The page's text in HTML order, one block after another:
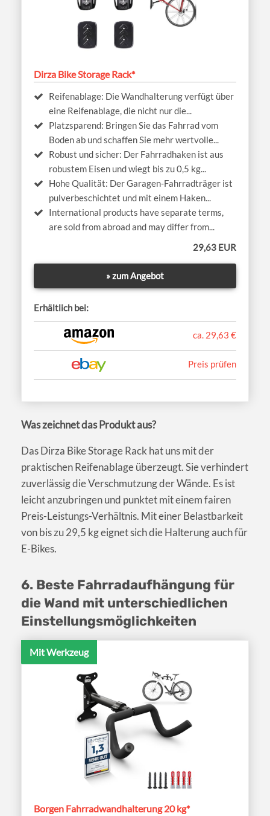
Dirza Bike Storage Rack*
Reifenablage: Die Wandhalterung verfügt über
eine Reifenablage, die nicht nur die...
Platzsparend: Bringen Sie das Fahrrad vom
Boden ab und schaffen Sie mehr wertvolle...
Robust und sicher: Der Fahrradhaken ist aus
robustem Eisen und wiegt bis zu 0,5 kg...
Hohe Qualität: Der Garagen-Fahrradträger ist
pulverbeschichtet und mit einem Haken...
International products have separate terms,
are sold from abroad and may differ from...
29,63 EUR
» zum Angebot
Erhältlich bei:
ca. 29,63 €
Preis prüfen
Was zeichnet das Produkt aus?
Das Dirza Bike Storage Rack hat uns mit der
praktischen Reifenablage überzeugt. Sie verhindert
zuverlässig die Verschmutzung der Wände. Es ist
leicht anzubringen und punktet mit einem fairen
Preis-Leistungs-Verhältnis. Mit einer Belastbarkeit
von bis zu 29,5 kg eignet sich die Halterung auch für
E-Bikes.
6. Beste Fahrradaufhängung für
die Wand mit unterschiedlichen
Einstellungsmöglichkeiten
Mit Werkzeug
Borgen Fahrradwandhalterung 20 kg*